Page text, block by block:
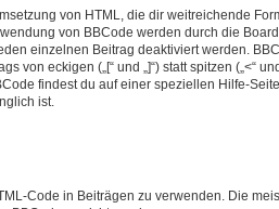
von HTML, die dir weitreichende
von BBCode werden durch die
einzelnen Beitrag deaktiviert werden.
von eckigen („[“ und „]“) statt spitzen („<“
findest du auf einer speziellen Hilfe-
ist.
Code in Beiträgen zu verwenden. Die